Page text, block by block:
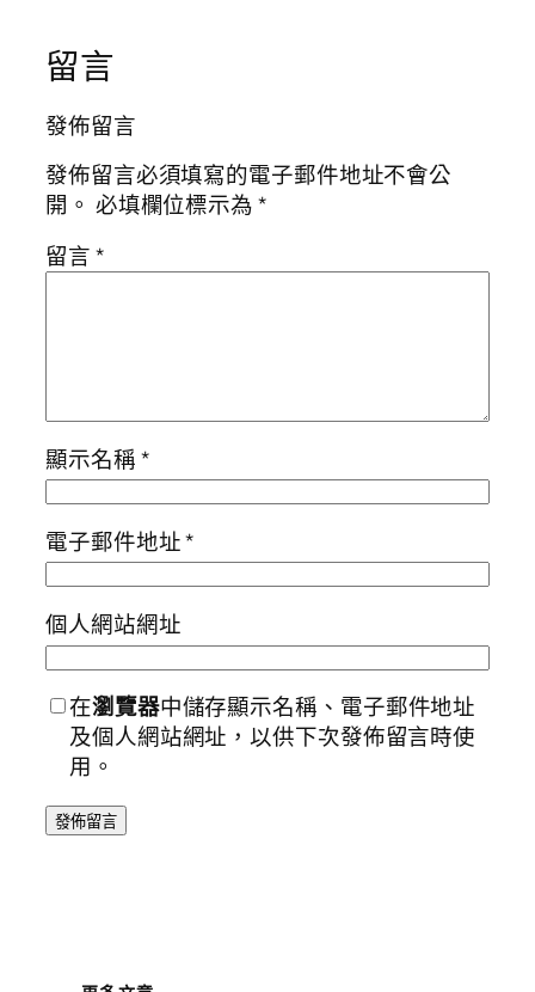
留言
發佈留言
發佈留言必須填寫的電子郵件地址不會公
開。 必填欄位標示為*
留言*
顯示名稱*
電子郵件地址*
個人網站網址
在瀏覽器中儲存顯示名稱、電子郵件地址
及個人網站網址，以供下次發佈留言時使
用。